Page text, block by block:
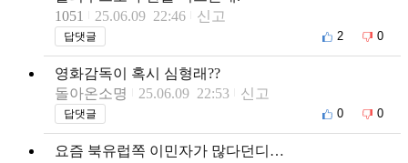
1051
25.06.09 22:46 신고
답댓글 2 0
영화감독이 혹시 심형래??
돌아온소명
25.06.09 22:53 신고
답댓글 0 0
요즘 북유럽쪽 이민자가 많다던디…